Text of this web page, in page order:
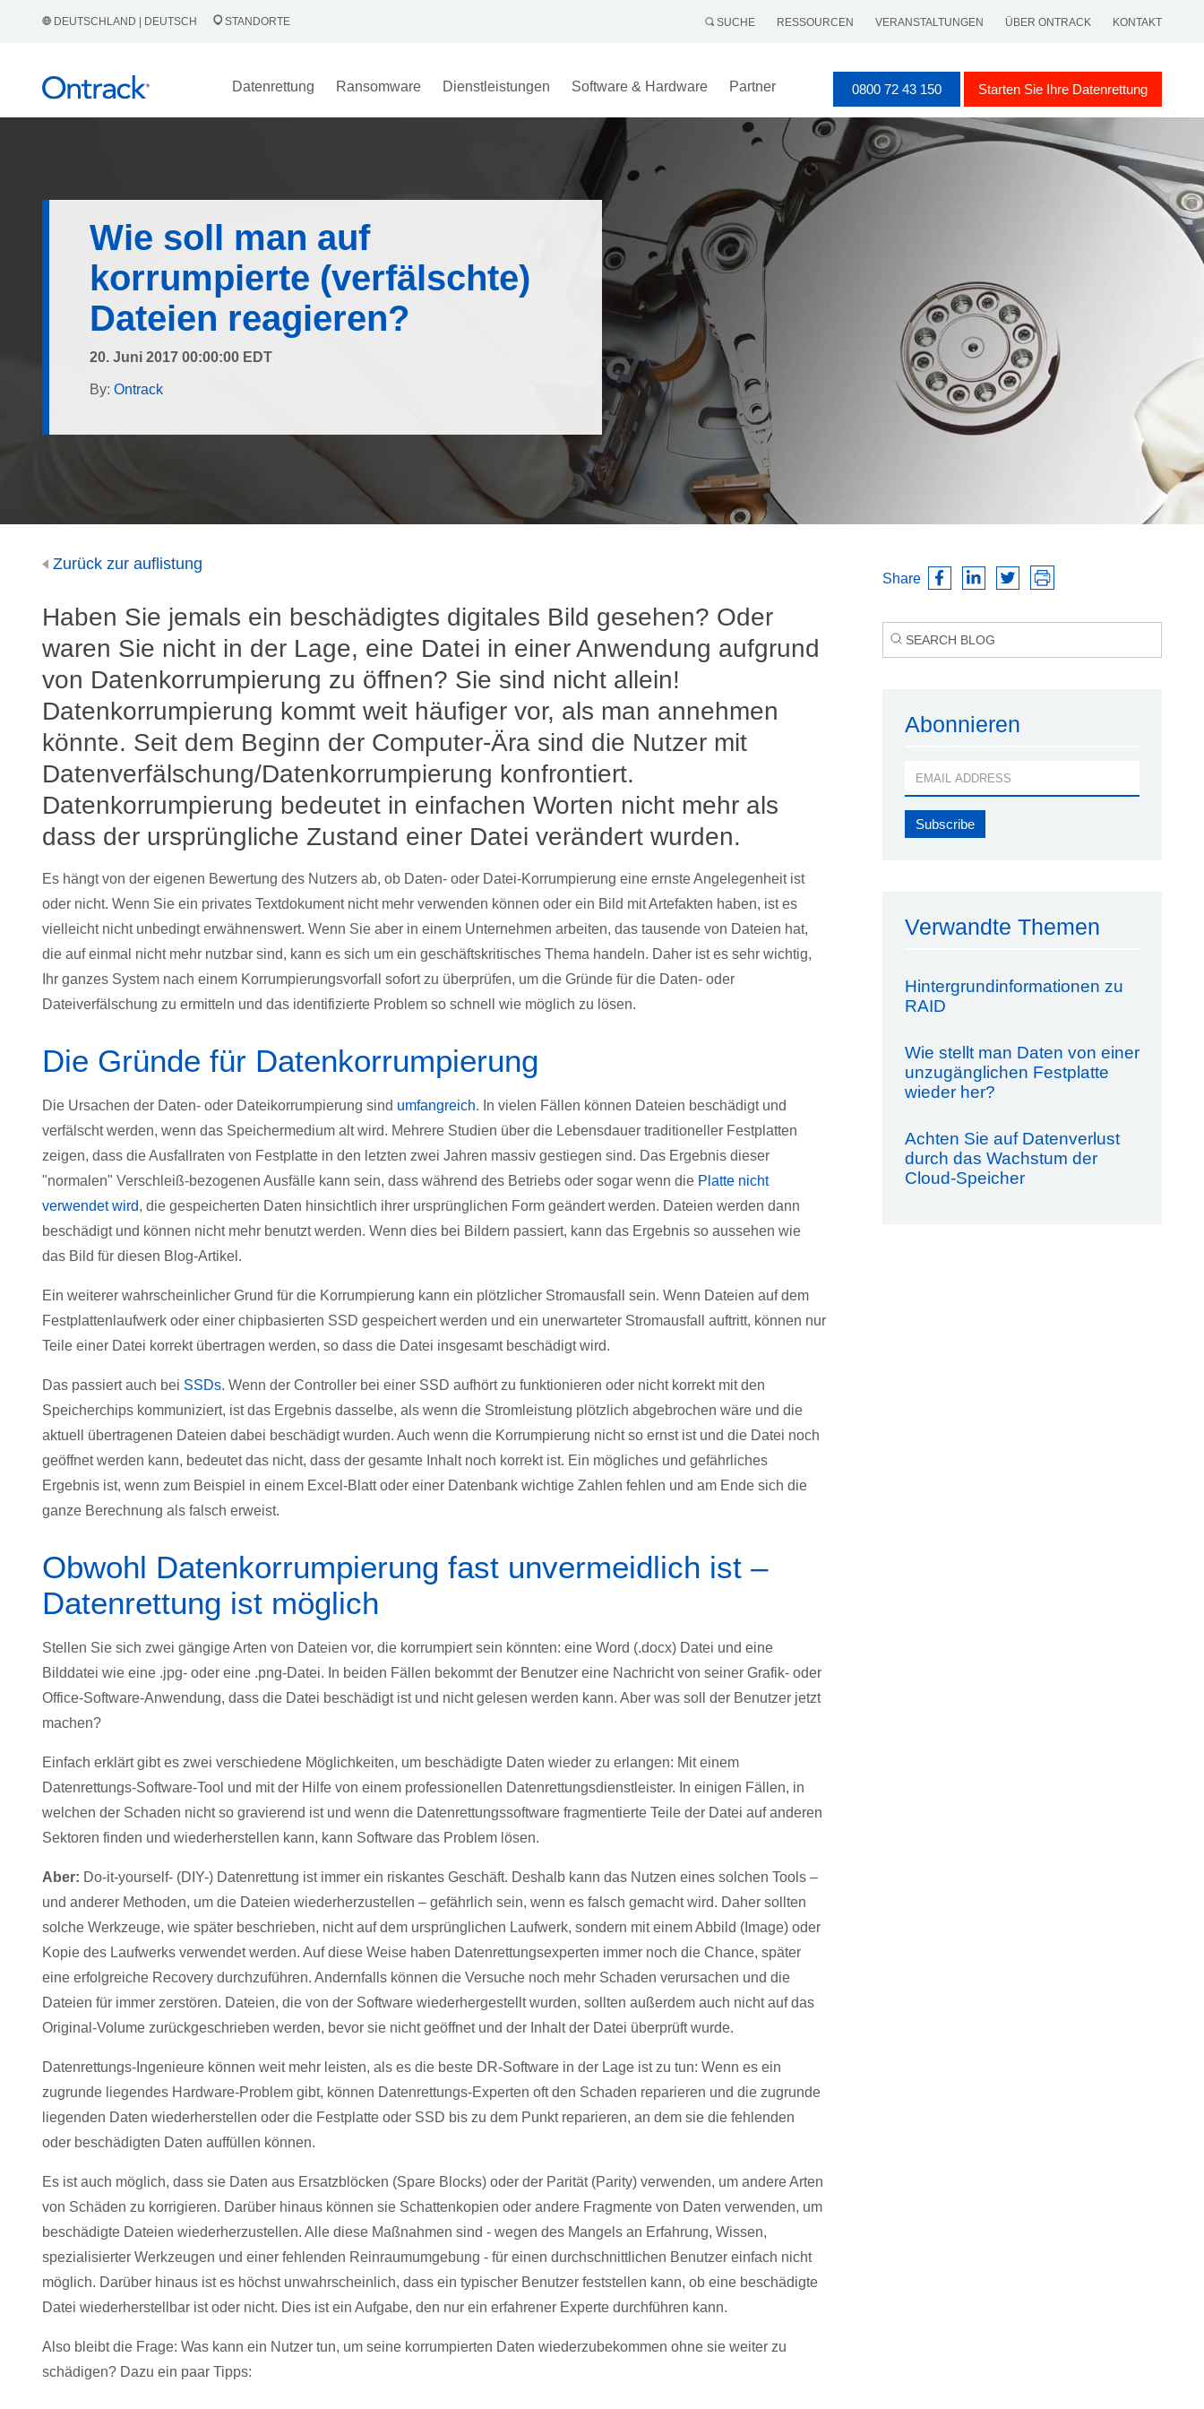
DEUTSCHLAND | DEUTSCH STANDORTE SUCHE RESSOURCEN VERANSTALTUNGEN ÜBER ONTRACK KONTAKT
Datenrettung Ransomware Dienstleistungen Software & Hardware Partner 0800 72 43 150 Starten Sie Ihre Datenrettung
Wie soll man auf
korrumpierte (verfälschte)
Dateien reagieren?
20. Juni 2017 00:00:00 EDT
By: Ontrack
Zurück zur auflistung
Haben Sie jemals ein beschädigtes digitales Bild gesehen? Oder
waren Sie nicht in der Lage, eine Datei in einer Anwendung aufgrund
von Datenkorrumpierung zu öffnen? Sie sind nicht allein!
Datenkorrumpierung kommt weit häufiger vor, als man annehmen
könnte. Seit dem Beginn der Computer-Ära sind die Nutzer mit
Datenverfälschung/Datenkorrumpierung konfrontiert.
Datenkorrumpierung bedeutet in einfachen Worten nicht mehr als
dass der ursprüngliche Zustand einer Datei verändert wurden.
Es hängt von der eigenen Bewertung des Nutzers ab, ob Daten- oder Datei-Korrumpierung eine ernste Angelegenheit ist
oder nicht. Wenn Sie ein privates Textdokument nicht mehr verwenden können oder ein Bild mit Artefakten haben, ist es
vielleicht nicht unbedingt erwähnenswert. Wenn Sie aber in einem Unternehmen arbeiten, das tausende von Dateien hat,
die auf einmal nicht mehr nutzbar sind, kann es sich um ein geschäftskritisches Thema handeln. Daher ist es sehr wichtig,
Ihr ganzes System nach einem Korrumpierungsvorfall sofort zu überprüfen, um die Gründe für die Daten- oder
Dateiverfälschung zu ermitteln und das identifizierte Problem so schnell wie möglich zu lösen.
Die Gründe für Datenkorrumpierung
Die Ursachen der Daten- oder Dateikorrumpierung sind umfangreich. In vielen Fällen können Dateien beschädigt und
verfälscht werden, wenn das Speichermedium alt wird. Mehrere Studien über die Lebensdauer traditioneller Festplatten
zeigen, dass die Ausfallraten von Festplatte in den letzten zwei Jahren massiv gestiegen sind. Das Ergebnis dieser
"normalen" Verschleiß-bezogenen Ausfälle kann sein, dass während des Betriebs oder sogar wenn die Platte nicht
verwendet wird, die gespeicherten Daten hinsichtlich ihrer ursprünglichen Form geändert werden. Dateien werden dann
beschädigt und können nicht mehr benutzt werden. Wenn dies bei Bildern passiert, kann das Ergebnis so aussehen wie
das Bild für diesen Blog-Artikel.
Ein weiterer wahrscheinlicher Grund für die Korrumpierung kann ein plötzlicher Stromausfall sein. Wenn Dateien auf dem
Festplattenlaufwerk oder einer chipbasierten SSD gespeichert werden und ein unerwarteter Stromausfall auftritt, können nur
Teile einer Datei korrekt übertragen werden, so dass die Datei insgesamt beschädigt wird.
Das passiert auch bei SSDs. Wenn der Controller bei einer SSD aufhört zu funktionieren oder nicht korrekt mit den
Speicherchips kommuniziert, ist das Ergebnis dasselbe, als wenn die Stromleistung plötzlich abgebrochen wäre und die
aktuell übertragenen Dateien dabei beschädigt wurden. Auch wenn die Korrumpierung nicht so ernst ist und die Datei noch
geöffnet werden kann, bedeutet das nicht, dass der gesamte Inhalt noch korrekt ist. Ein mögliches und gefährliches
Ergebnis ist, wenn zum Beispiel in einem Excel-Blatt oder einer Datenbank wichtige Zahlen fehlen und am Ende sich die
ganze Berechnung als falsch erweist.
Obwohl Datenkorrumpierung fast unvermeidlich ist –
Datenrettung ist möglich
Stellen Sie sich zwei gängige Arten von Dateien vor, die korrumpiert sein könnten: eine Word (.docx) Datei und eine
Bilddatei wie eine .jpg- oder eine .png-Datei. In beiden Fällen bekommt der Benutzer eine Nachricht von seiner Grafik- oder
Office-Software-Anwendung, dass die Datei beschädigt ist und nicht gelesen werden kann. Aber was soll der Benutzer jetzt
machen?
Einfach erklärt gibt es zwei verschiedene Möglichkeiten, um beschädigte Daten wieder zu erlangen: Mit einem
Datenrettungs-Software-Tool und mit der Hilfe von einem professionellen Datenrettungsdienstleister. In einigen Fällen, in
welchen der Schaden nicht so gravierend ist und wenn die Datenrettungssoftware fragmentierte Teile der Datei auf anderen
Sektoren finden und wiederherstellen kann, kann Software das Problem lösen.
Aber: Do-it-yourself- (DIY-) Datenrettung ist immer ein riskantes Geschäft. Deshalb kann das Nutzen eines solchen Tools –
und anderer Methoden, um die Dateien wiederherzustellen – gefährlich sein, wenn es falsch gemacht wird. Daher sollten
solche Werkzeuge, wie später beschrieben, nicht auf dem ursprünglichen Laufwerk, sondern mit einem Abbild (Image) oder
Kopie des Laufwerks verwendet werden. Auf diese Weise haben Datenrettungsexperten immer noch die Chance, später
eine erfolgreiche Recovery durchzuführen. Andernfalls können die Versuche noch mehr Schaden verursachen und die
Dateien für immer zerstören. Dateien, die von der Software wiederhergestellt wurden, sollten außerdem auch nicht auf das
Original-Volume zurückgeschrieben werden, bevor sie nicht geöffnet und der Inhalt der Datei überprüft wurde.
Datenrettungs-Ingenieure können weit mehr leisten, als es die beste DR-Software in der Lage ist zu tun: Wenn es ein
zugrunde liegendes Hardware-Problem gibt, können Datenrettungs-Experten oft den Schaden reparieren und die zugrunde
liegenden Daten wiederherstellen oder die Festplatte oder SSD bis zu dem Punkt reparieren, an dem sie die fehlenden
oder beschädigten Daten auffüllen können.
Es ist auch möglich, dass sie Daten aus Ersatzblöcken (Spare Blocks) oder der Parität (Parity) verwenden, um andere Arten
von Schäden zu korrigieren. Darüber hinaus können sie Schattenkopien oder andere Fragmente von Daten verwenden, um
beschädigte Dateien wiederherzustellen. Alle diese Maßnahmen sind - wegen des Mangels an Erfahrung, Wissen,
spezialisierter Werkzeugen und einer fehlenden Reinraumumgebung - für einen durchschnittlichen Benutzer einfach nicht
möglich. Darüber hinaus ist es höchst unwahrscheinlich, dass ein typischer Benutzer feststellen kann, ob eine beschädigte
Datei wiederherstellbar ist oder nicht. Dies ist ein Aufgabe, den nur ein erfahrener Experte durchführen kann.
Also bleibt die Frage: Was kann ein Nutzer tun, um seine korrumpierten Daten wiederzubekommen ohne sie weiter zu
schädigen? Dazu ein paar Tipps:
Share
Abonnieren
Verwandte Themen
Hintergrundinformationen zu
RAID
Wie stellt man Daten von einer
unzugänglichen Festplatte
wieder her?
Achten Sie auf Datenverlust
durch das Wachstum der
Cloud-Speicher